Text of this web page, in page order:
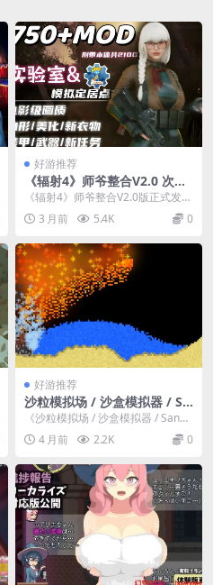
好游推荐
《辐射4》师爷整合V2.0 次世
代终极版 PC单机MOD整合包
《辐射4》师爷整合V2.0版正式发
布，这是目前内容最全面、画质最
强的次世代MOD...
3 月前 5.4K 0
好游推荐
沙粒模拟场 / 沙盒模拟器 / Sa
ndboxels v1.12：PC 端物理
沙盒类游戏特色与核心信息
《沙粒模拟场 / 沙盒模拟器 / Sandb
oxels v1.12》是一款专为 ...
4 月前 2.2K 0